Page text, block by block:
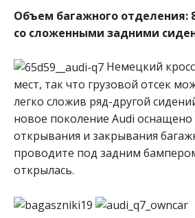
Объем багажного отделения:
со сложенными задними
Немецкий
мест, так что грузовой отсек
легко сложив ряд-другой
новое поколение Audi
открывания и закрывания
проводите под задним
открылась.